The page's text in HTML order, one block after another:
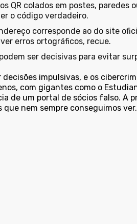
QR colados em postes, paredes
o código verdadeiro.
corresponde ao do site
erros ortográficos, recue.
ser decisivas para evitar
impulsivas, e os
com gigantes como o
de um portal de sócios falso. A
nem sempre conseguimos ver.